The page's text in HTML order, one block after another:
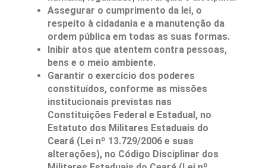
Assegurar o cumprimento da lei, o
respeito à cidadania e a manutenção da
ordem pública em todas as suas formas.
Inibir atos que atentem contra pessoas,
bens e o meio ambiente.
Garantir o exercício dos poderes
constituídos, conforme as missões
institucionais previstas nas
Constituições Federal e Estadual, no
Estatuto dos Militares Estaduais do
Ceará (Lei nº 13.729/2006 e suas
alterações), no Código Disciplinar dos